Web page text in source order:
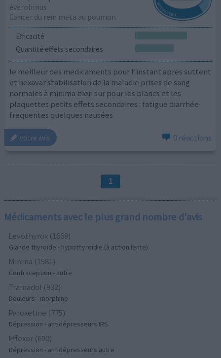
évérolimus
Cancer du rein meta au poumon
Efficacité
Quantité effets secondaires
le meilleur des medicaments pour l'instant apres suttent
et nexavar stabilisation de la maladie prises de sang
normales à minima bien sur pour les blancs et les
plaquettes petits effets secondaires : fatigue diarrhée
frequentes quelques nausées
votre avis 0 réactions
1
Médicaments avec le plus grand nombre d'avis
Levothyrox (1669)
Glande thyroïde - hypothyroïdie (à action lente)
Mirena (1581)
Contraception - autre
Tramadol (932)
Douleurs - morphine
Paroxetine (775)
Dépression - antidépresseurs IRS
Effexor (690)
Dépression - antidépresseurs autre